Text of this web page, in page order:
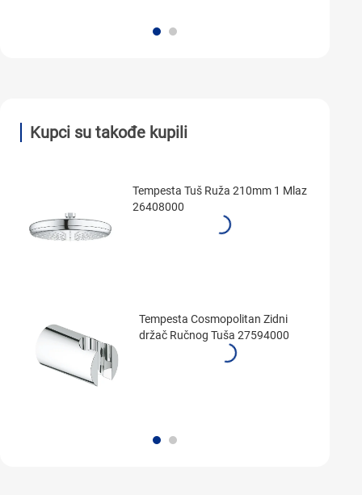
Kupci su takođe kupili
Tempesta Tuš Ruža 210mm 1 Mlaz
26408000
Tempesta Cosmopolitan Zidni
držač Ručnog Tuša 27594000